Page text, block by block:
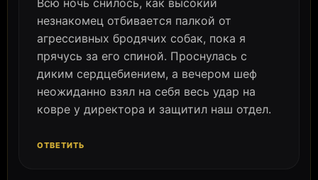
Всю ночь снилось, как высокий
незнакомец отбивается палкой от
агрессивных бродячих собак, пока я
прячусь за его спиной. Проснулась с
диким сердцебиением, а вечером шеф
неожиданно взял на себя весь удар на
ковре у директора и защитил наш отдел.
ОТВЕТИТЬ